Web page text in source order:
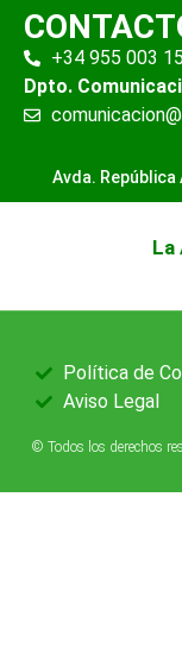
+34 955 003
Dpto.
Avda. República
La
© Todos los derechos
Política de
Aviso Legal